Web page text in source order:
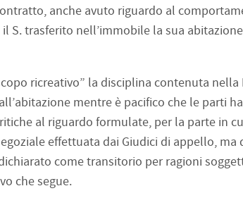
anche avuto riguardo al
S. trasferito nell’immobile la sua
ricreativo” la disciplina contenuta nella
mentre è pacifico che le parti
al riguardo formulate, per la parte in
effettuata dai Giudici di appello, ma
come transitorio per ragioni
che segue.